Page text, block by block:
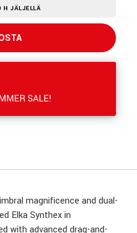
H JÄLJELLÄ
SALE!
magnificence and dual-
Elka Synthex in
with advanced drag-and-